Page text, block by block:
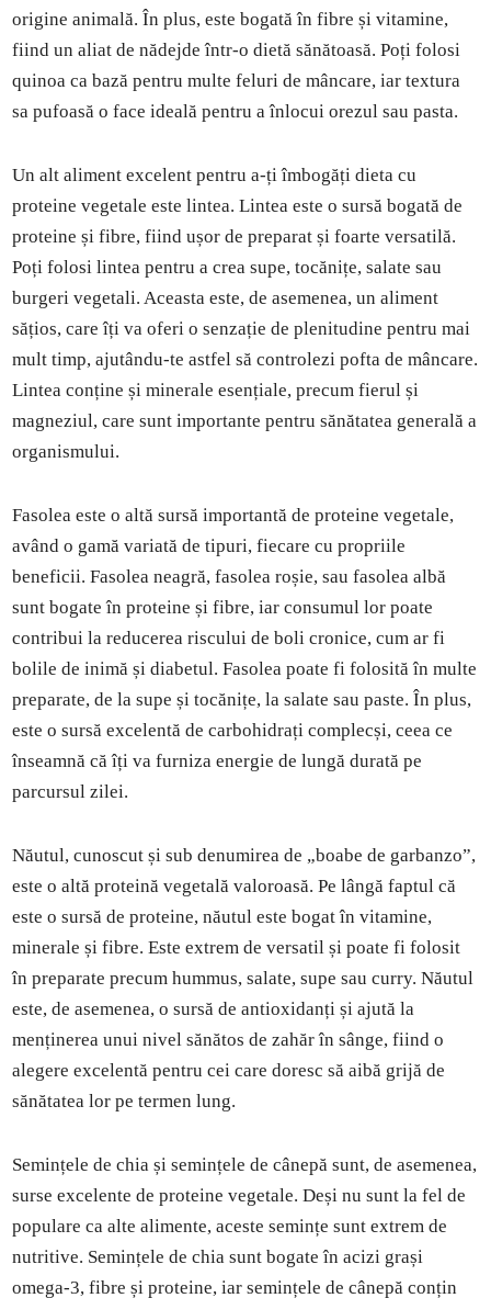
origine animală. În plus, este bogată în fibre și vitamine,
fiind un aliat de nădejde într-o dietă sănătoasă. Poți folosi
quinoa ca bază pentru multe feluri de mâncare, iar textura
sa pufoasă o face ideală pentru a înlocui orezul sau pasta.
Un alt aliment excelent pentru a-ți îmbogăți dieta cu
proteine vegetale este lintea. Lintea este o sursă bogată de
proteine și fibre, fiind ușor de preparat și foarte versatilă.
Poți folosi lintea pentru a crea supe, tocănițe, salate sau
burgeri vegetali. Aceasta este, de asemenea, un aliment
sățios, care îți va oferi o senzație de plenitudine pentru mai
mult timp, ajutându-te astfel să controlezi pofta de mâncare.
Lintea conține și minerale esențiale, precum fierul și
magneziul, care sunt importante pentru sănătatea generală a
organismului.
Fasolea este o altă sursă importantă de proteine vegetale,
având o gamă variată de tipuri, fiecare cu propriile
beneficii. Fasolea neagră, fasolea roșie, sau fasolea albă
sunt bogate în proteine și fibre, iar consumul lor poate
contribui la reducerea riscului de boli cronice, cum ar fi
bolile de inimă și diabetul. Fasolea poate fi folosită în multe
preparate, de la supe și tocănițe, la salate sau paste. În plus,
este o sursă excelentă de carbohidrați complecși, ceea ce
înseamnă că îți va furniza energie de lungă durată pe
parcursul zilei.
Năutul, cunoscut și sub denumirea de „boabe de garbanzo”,
este o altă proteină vegetală valoroasă. Pe lângă faptul că
este o sursă de proteine, năutul este bogat în vitamine,
minerale și fibre. Este extrem de versatil și poate fi folosit
în preparate precum hummus, salate, supe sau curry. Năutul
este, de asemenea, o sursă de antioxidanți și ajută la
menținerea unui nivel sănătos de zahăr în sânge, fiind o
alegere excelentă pentru cei care doresc să aibă grijă de
sănătatea lor pe termen lung.
Semințele de chia și semințele de cânepă sunt, de asemenea,
surse excelente de proteine vegetale. Deși nu sunt la fel de
populare ca alte alimente, aceste semințe sunt extrem de
nutritive. Semințele de chia sunt bogate în acizi grași
omega-3, fibre și proteine, iar semințele de cânepă conțin